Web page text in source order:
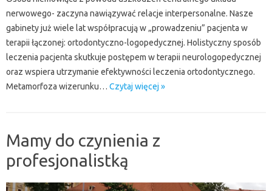
nerwowego- zaczyna nawiązywać relacje interpersonalne. Nasze
gabinety już wiele lat współpracują w „prowadzeniu” pacjenta w
terapii łączonej: ortodontyczno-logopedycznej. Holistyczny sposób
leczenia pacjenta skutkuje postępem w terapii neurologopedycznej
oraz wspiera utrzymanie efektywności leczenia ortodontycznego.
Metamorfoza wizerunku… Czytaj więcej »
Mamy do czynienia z
profesjonalistką